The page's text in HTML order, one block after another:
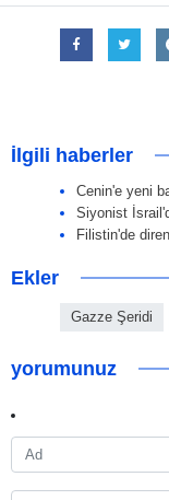
İlgili haberler
Cenin'e yeni
Siyonist
Filistin'de
Ekler
Gazze Şeridi
yorumunuz